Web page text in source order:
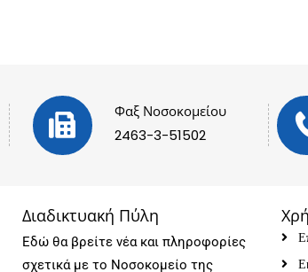
Φαξ Νοσοκομείου
2463-3-51502
Διαδικτυακή Πύλη
Εδώ θα βρείτε νέα και πληροφορίες
σχετικά με το Νοσοκομείο της